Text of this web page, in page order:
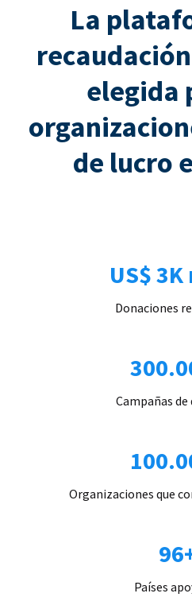
La
elegida
de lucro
US$
Donaciones
Campañas
Organizaciones que
Países